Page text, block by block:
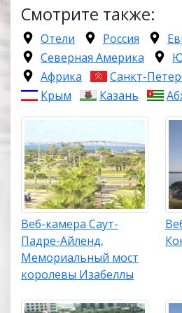
Смотрите также:
Отели Россия
Северная Америка
Африка
Санкт-
Крым
Казань
Веб-камера Саут-
Падре-Айленд,
Мемориальный мост
королевы Изабеллы